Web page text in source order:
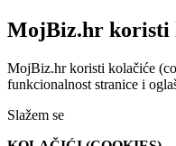
MojBiz.hr koristi
MojBiz.hr koristi kolačiće
funkcionalnost stranice i
Slažem se